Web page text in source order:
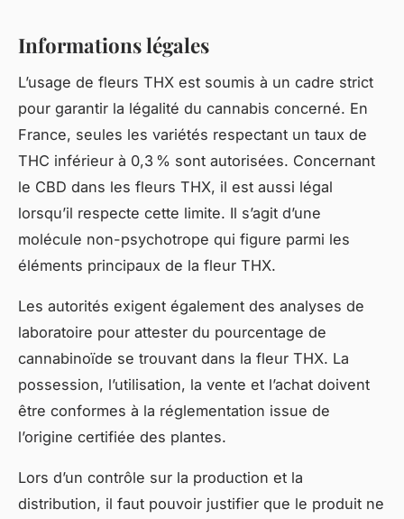
Informations légales
L’usage de fleurs THX est soumis à un cadre strict
pour garantir la légalité du cannabis concerné. En
France, seules les variétés respectant un taux de
THC inférieur à 0,3 % sont autorisées. Concernant
le CBD dans les fleurs THX, il est aussi légal
lorsqu’il respecte cette limite. Il s’agit d’une
molécule non-psychotrope qui figure parmi les
éléments principaux de la fleur THX.
Les autorités exigent également des analyses de
laboratoire pour attester du pourcentage de
cannabinoïde se trouvant dans la fleur THX. La
possession, l’utilisation, la vente et l’achat doivent
être conformes à la réglementation issue de
l’origine certifiée des plantes.
Lors d’un contrôle sur la production et la
distribution, il faut pouvoir justifier que le produit ne